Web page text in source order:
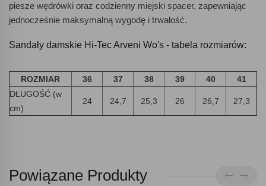
piesze wędrówki oraz codzienny miejski spacer, zapewniając
jednocześnie maksymalną wygodę i trwałość.
Sandały damskie Hi-Tec Arveni Wo's - tabela rozmiarów:
ROZMIAR 36 37 38 39 40
41
DŁUGOŚĆ (w
cm)
24 24,7 25,3 26 26,7 27,3
Powiązane Produkty